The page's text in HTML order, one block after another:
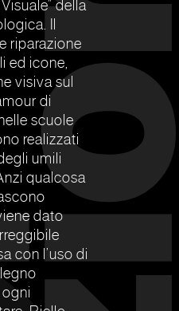
della
Il
riparazione
ed icone,
visiva sul
di
scuole
realizzati
umili
qualcosa
dato
con l’uso di